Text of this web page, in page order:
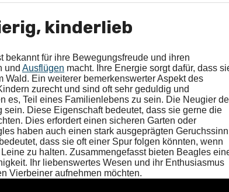
kinderlieb
bekannt für ihre Bewegungsfreude und ihren
und Ausflügen macht. Ihre Energie sorgt dafür, dass
Ein weiterer bemerkenswerter Aspekt des
zurecht und sind oft sehr geduldig und
es, Teil eines Familienlebens zu sein. Die Neugier
Diese Eigenschaft bedeutet, dass sie gerne die
Dies erfordert einen sicheren Garten oder
haben auch einen stark ausgeprägten
dass sie oft einer Spur folgen könnten, wenn
zu halten. Zusammengefasst bieten Beagles
Ihr liebenswertes Wesen und ihr Enthusiasmus
Vierbeiner aufnehmen möchten.